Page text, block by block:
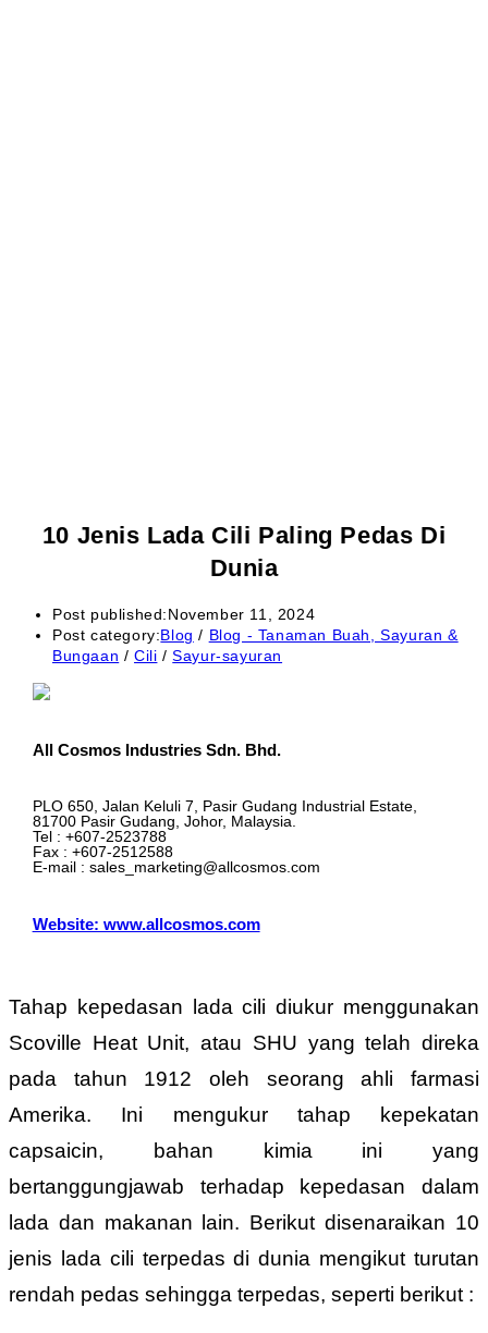
10 Jenis Lada Cili Paling Pedas Di
Dunia
Post published:November 11, 2024
Post category:Blog / Blog - Tanaman Buah, Sayuran &
Bungaan / Cili / Sayur-sayuran
All Cosmos Industries Sdn. Bhd.
PLO 650, Jalan Keluli 7, Pasir Gudang Industrial Estate,
81700 Pasir Gudang, Johor, Malaysia.
Tel : +607-2523788
Fax : +607-2512588
E-mail : sales_marketing@allcosmos.com
Website: www.allcosmos.com
Tahap kepedasan lada cili diukur menggunakan
Scoville Heat Unit, atau SHU yang telah direka
pada tahun 1912 oleh seorang ahli farmasi
Amerika. Ini mengukur tahap kepekatan
capsaicin, bahan kimia ini yang
bertanggungjawab terhadap kepedasan dalam
lada dan makanan lain. Berikut disenaraikan 10
jenis lada cili terpedas di dunia mengikut turutan
rendah pedas sehingga terpedas, seperti berikut :